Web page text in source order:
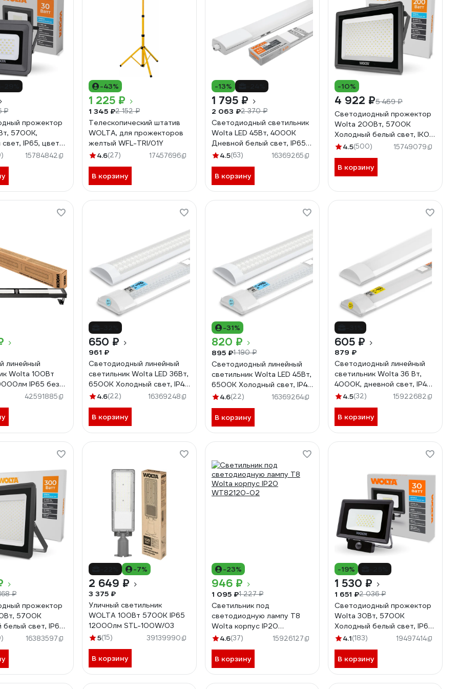
₽
прожектор
5700K,
IP65, цвет
30W/0615784842
-43%
1 225 ₽
1 345 ₽2 152 ₽
Телескопический штатив
WOLTA, для прожекторов
желтый WFL-TRI/01Y
4.6(27) 17457696
В корзину
-13%
1 795 ₽
2 063 ₽2 370 ₽
Светодиодный светильник
Wolta LED 45Вт, 4000К
Дневной белый свет, IP65
WPL48-4K150-01
4.5(63) 16369265
В корзину
-10%
4 922 ₽5 469 ₽
Светодиодный прожектор
Wolta 200Вт, 5700К
Холодный белый свет, IK08,
90лм/Вт, IP65 WFL-
4.5(500) 15749079
В корзину
линейный
Wolta 100Вт
IP65 без
UFOS-100W/03
42591885
650 ₽
961 ₽
Светодиодный линейный
светильник Wolta LED 36Вт,
6500К Холодный свет, IP40
WLFW36W04
4.6(22) 16369248
В корзину
-31%
820 ₽
895 ₽1 190 ₽
Светодиодный линейный
светильник Wolta LED 45Вт,
6500К Холодный свет, IP40
WLFW45W04
4.6(22) 16369264
В корзину
605 ₽
879 ₽
Светодиодный линейный
светильник Wolta 36 Вт,
4000К, дневной свет, IP40
WLFS36W03
4.5(32) 15922682
В корзину
₽
прожектор
5700К
свет, IP65,
300W/0616383597
-7%
2 649 ₽
3 375 ₽
Уличный светильник
WOLTA 100Вт 5700К IP65
12000лм STL-100W/03
5(15) 39139990
В корзину
-23%
946 ₽
1 095 ₽1 227 ₽
Светильник под
светодиодную лампу T8
Wolta корпус IP20
WT82120-02
4.6(37) 15926127
В корзину
-19%
1 530 ₽
1 651 ₽2 036 ₽
Светодиодный прожектор
Wolta 30Вт, 5700К
Холодный белый свет, IP65,
с датчиком движения 2700
4.1(183) 19497414
В корзину